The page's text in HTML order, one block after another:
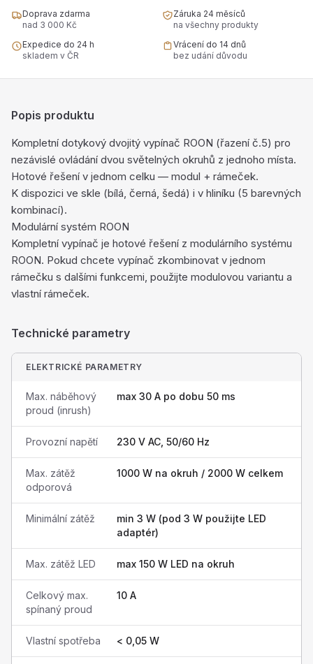
Doprava zdarma
nad 3 000 Kč
Záruka 24 měsíců
na všechny produkty
Expedice do 24 h
skladem v ČR
Vrácení do 14 dnů
bez udání důvodu
Popis produktu
Kompletní dotykový dvojitý vypínač ROON (řazení č.5) pro
nezávislé ovládání dvou světelných okruhů z jednoho místa.
Hotové řešení v jednom celku — modul + rámeček.
K dispozici ve skle (bílá, černá, šedá) i v hliníku (5 barevných
kombinací).
Modulární systém ROON
Kompletní vypínač je hotové řešení z modulárního systému
ROON. Pokud chcete vypínač zkombinovat v jednom
rámečku s dalšími funkcemi, použijte modulovou variantu a
vlastní rámeček.
Technické parametry
ELEKTRICKÉ PARAMETRY
Max. náběhový
proud (inrush)
max 30 A po dobu 50 ms
Provozní napětí 230 V AC, 50/60 Hz
Max. zátěž
odporová
1000 W na okruh / 2000 W celkem
Minimální zátěž
min 3 W (pod 3 W použijte LED
adaptér)
Max. zátěž LED max 150 W LED na okruh
Celkový max.
spínaný proud
10 A
Vlastní spotřeba < 0,05 W